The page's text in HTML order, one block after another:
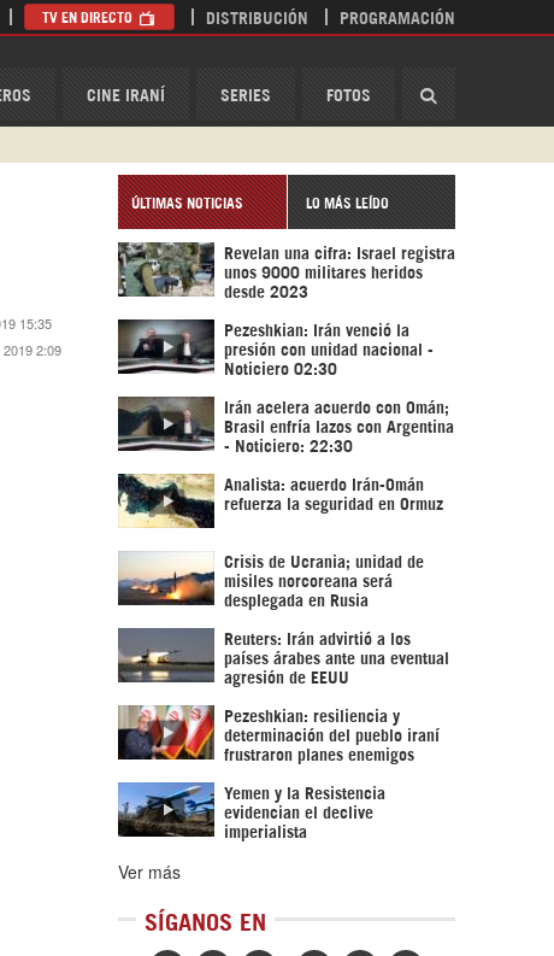
CINE IRANÍ SERIES FOTOS
TV EN DIRECTO DISTRIBUCIÓN PROGRAMACIÓN
15:35
2:09
ÚLTIMAS NOTICIAS LO MÁS LEÍDO
Revelan una cifra: Israel registra
unos 9000 militares heridos
desde 2023
Pezeshkian: Irán venció la
presión con unidad nacional -
Noticiero 02:30
Irán acelera acuerdo con Omán;
Brasil enfría lazos con Argentina
- Noticiero: 22:30
Analista: acuerdo Irán-Omán
refuerza la seguridad en Ormuz
Crisis de Ucrania; unidad de
misiles norcoreana será
desplegada en Rusia
Reuters: Irán advirtió a los
países árabes ante una eventual
agresión de EEUU
Pezeshkian: resiliencia y
determinación del pueblo iraní
frustraron planes enemigos
Yemen y la Resistencia
evidencian el declive
imperialista
Ver más
SÍGANOS EN